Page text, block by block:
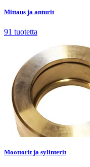
Mittaus ja anturit
91 tuotetta
Moottorit ja sylinterit205
Moottorit ja sylinterit